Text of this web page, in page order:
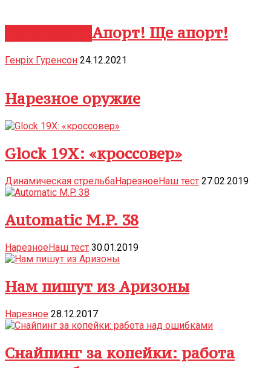
Апорт! Ще апорт!
Генріх Гуренсон 24.12.2021
Нарезное оружие
Glock 19Х: «кроссовер»
Динамическая стрельбаНарезноеНаш тест 27.02.2019
Automatic M.P. 38
НарезноеНаш тест 30.01.2019
Нам пишут из Аризоны
Нарезное 28.12.2017
Снайпинг за копейки: работа